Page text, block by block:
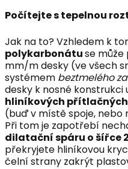
Počítejte s tepelnou
Jak na to? Vzhledem k
polykarbonátuse
mm/m desky (ve všech
systémem beztmelého
desky k nosné konstrukci
hliníkových
(buď v místě spoje, nebo
Při tom je zapotřebí
dilatační spáru o šířce
překryjete hliníkovou
čelní strany zakrýt